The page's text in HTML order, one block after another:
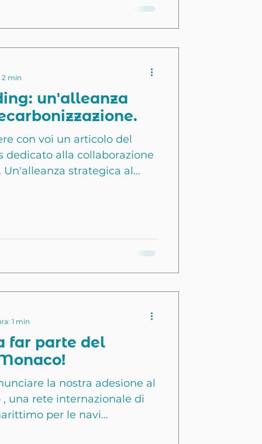
conoscenze del settore e
un'alleanza
con voi un articolo del
dedicato alla collaborazione
strategica al
Var, hanno deciso di
2 min
far parte del
la nostra adesione al
una rete internazionale di
per le navi
1 min